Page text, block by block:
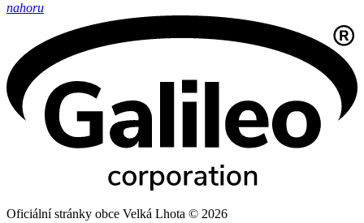
nahoru
Oficiální stránky obce Velká Lhota © 2026